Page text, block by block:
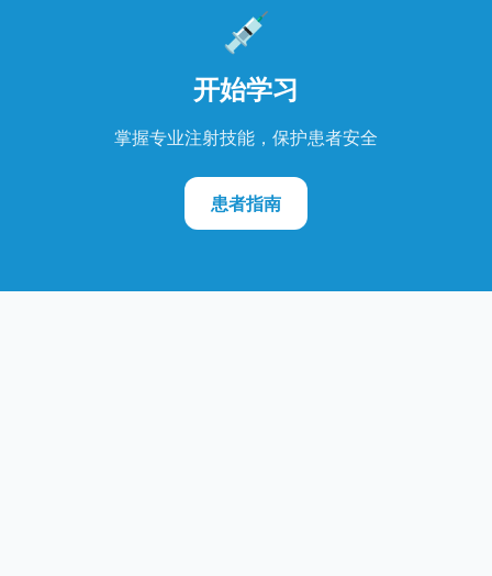
💉
开始学习
掌握专业注射技能，保护患者安全
患者指南